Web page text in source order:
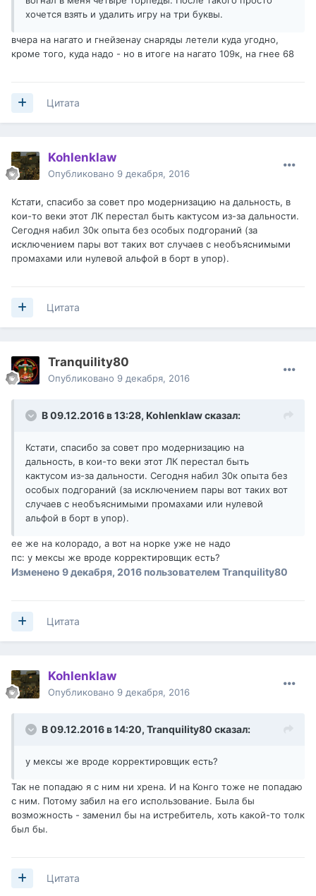
хочется взять и удалить игру на три буквы.
вчера на нагато и гнейзенау снаряды летели куда угодно,
кроме того, куда надо - но в итоге на нагато 109к, на гнее 68
Цитата
Kohlenklaw
Опубликовано 9 декабря, 2016
Кстати, спасибо за совет про модернизацию на дальность, в
кои-то веки этот ЛК перестал быть кактусом из-за дальности.
Сегодня набил 30к опыта без особых подгораний (за
исключением пары вот таких вот случаев с необъяснимыми
промахами или нулевой альфой в борт в упор).
Цитата
Tranquility80
Опубликовано 9 декабря, 2016
В 09.12.2016 в 13:28, Kohlenklawсказал:
Кстати, спасибо за совет про модернизацию на
дальность, в кои-то веки этот ЛК перестал быть
кактусом из-за дальности. Сегодня набил 30к опыта без
особых подгораний (за исключением пары вот таких вот
случаев с необъяснимыми промахами или нулевой
альфой в борт в упор).
ее же на колорадо, а вот на норке уже не надо
пс: у мексы же вроде корректировщик есть?
Изменено 9 декабря, 2016 пользователем Tranquility80
Цитата
Kohlenklaw
Опубликовано 9 декабря, 2016
В 09.12.2016 в 14:20, Tranquility80 сказал:
у мексы же вроде корректировщик есть?
Так не попадаю я с ним ни хрена. И на Конго тоже не попадаю
с ним. Потому забил на его использование. Была бы
возможность - заменил бы на истребитель, хоть какой-то толк
был бы.
Цитата